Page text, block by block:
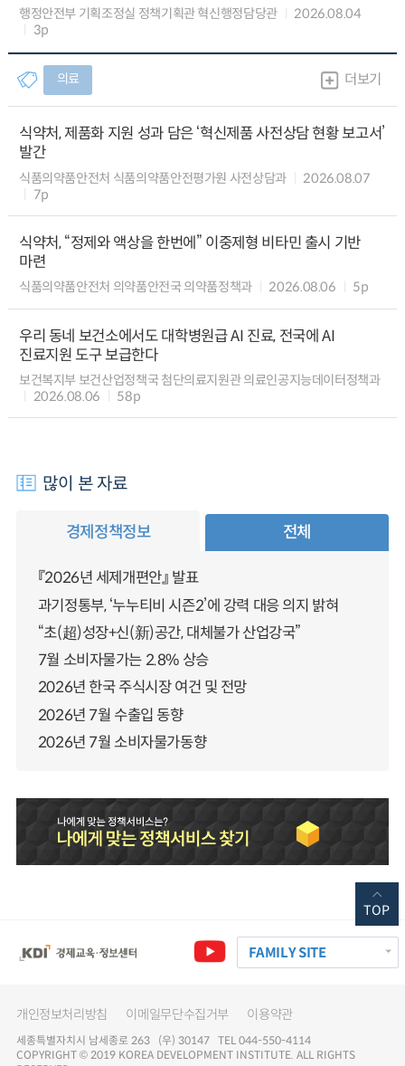
행정안전부 기획조정실 정책기획관 혁신행정담당관
2026.08.04
3p
의료 더보기
식약처, 제품화 지원 성과 담은 ‘혁신제품 사전상담 현황 보고서’
발간
식품의약품안전처 식품의약품안전평가원 사전상담과
2026.08.07
7p
식약처, “정제와 액상을 한번에” 이중제형 비타민 출시 기반
마련
식품의약품안전처 의약품안전국 의약품정책과 2026.08.06 5p
우리 동네 보건소에서도 대학병원급 AI 진료, 전국에 AI
진료지원 도구 보급한다
보건복지부 보건산업정책국 첨단의료지원관 의료인공지능데이터정책과
2026.08.06
58p
많이 본 자료
경제정책정보 전체
『2026년 세제개편안』 발표
과기정통부, ‘누누티비 시즌2’에 강력 대응 의지 밝혀
“초(超)성장+신(新)공간, 대체불가 산업강국”
7월 소비자물가는 2.8% 상승
2026년 한국 주식시장 여건 및 전망
2026년 7월 수출입 동향
2026년 7월 소비자물가동향
FAMILY SITE
개인정보처리방침 이메일무단수집거부 이용약관
세종특별자치시 남세종로 263 (우) 30147 TEL 044-550-4114
COPYRIGHT © 2019 KOREA DEVELOPMENT INSTITUTE. ALL RIGHTS
TOP